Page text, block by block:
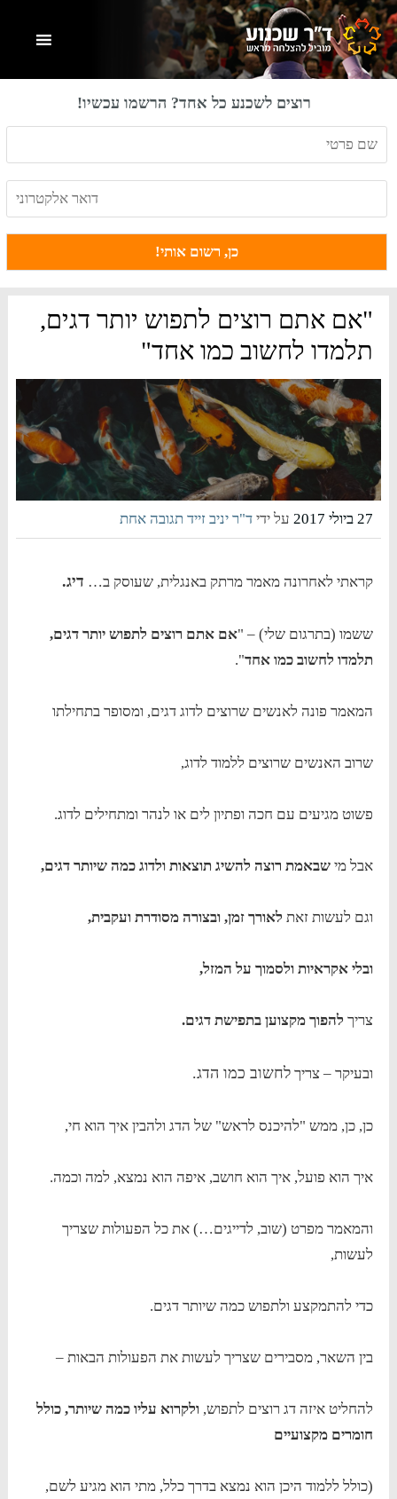
Skip
to
main
Skip
to
primary
Skip
to
footer
רוצים לשכנע כל אחד? הרשמו עכשיו!
"אם אתם רוצים לתפוש יותר דגים,
תלמדו לחשוב כמו אחד"
27 ביולי 2017 על ידיד"ר יניב זייד תגובה אחת
קראתי לאחרונה מאמר מרתק באנגלית, שעוסק ב… דיג.
ששמו (בתרגום שלי) – "אם אתם רוצים לתפוש יותר דגים,
תלמדו לחשוב כמו אחד".
המאמר פונה לאנשים שרוצים לדוג דגים, ומסופר בתחילתו
שרוב האנשים שרוצים ללמוד לדוג,
פשוט מגיעים עם חכה ופתיון לים או לנהר ומתחילים לדוג.
אבל מישבאמת רוצה להשיג תוצאות ולדוג כמה שיותר דגים,
וגם לעשות זאת לאורך זמן, ובצורה מסודרת ועקבית,
ובלי אקראיות ולסמוך על המזל,
צריך להפוך מקצוען בתפישת דגים.
ובעיקר – צריךלחשוב כמו הדג.
כן, כן, ממש "להיכנס לראש" של הדג ולהבין איך הוא חי,
איך הוא פועל, איך הוא חושב, איפה הוא נמצא, למה וכמה.
והמאמר מפרט (שוב, לדייגים…) את כל הפעולות שצריך
לעשות,
כדי להתמקצע ולתפוש כמה שיותר דגים.
בין השאר, מסבירים שצריך לעשות את הפעולות הבאות –
להחליט איזה דג רוצים לתפוש, ולקרוא עליו כמה שיותר, כולל
חומרים מקצועיים
(כולל ללמוד היכן הוא נמצא בדרך כלל, מתי הוא מגיע לשם,